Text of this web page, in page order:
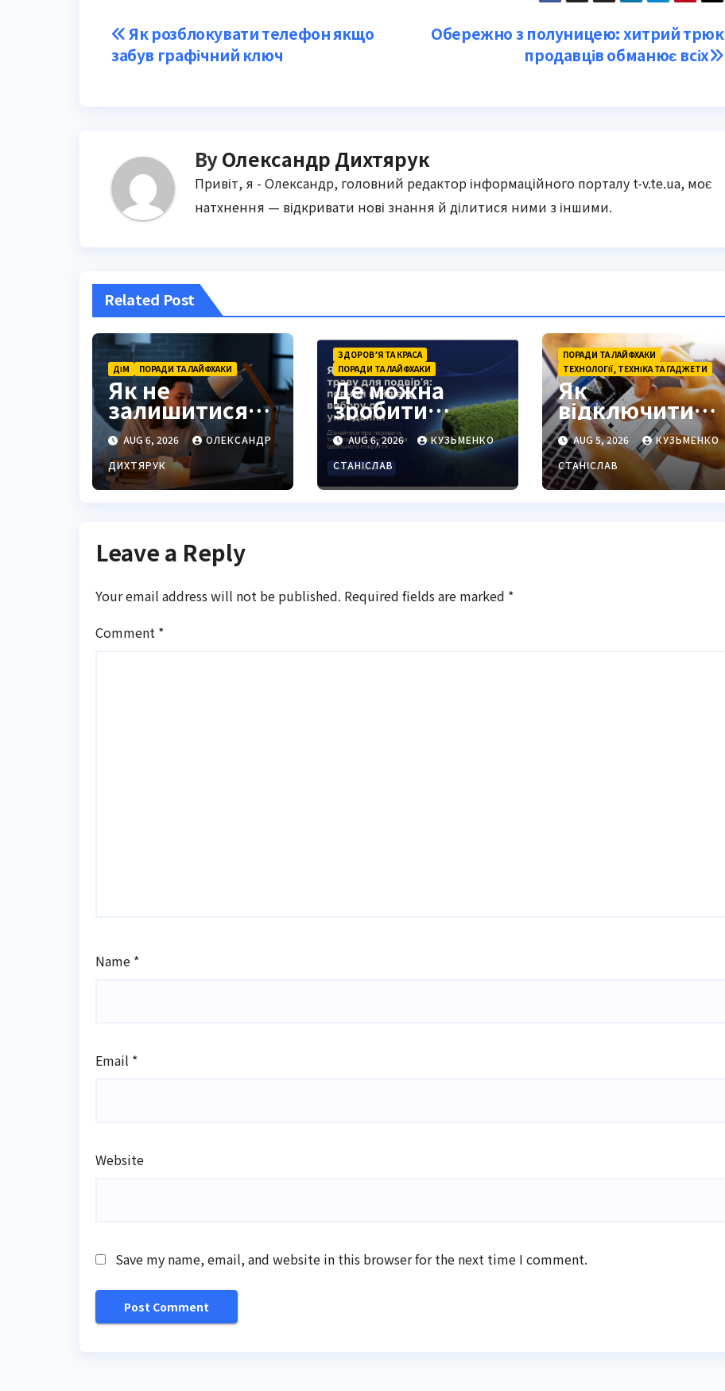
Post
navigation
Обережно з полуницею: хитрий трюк
продавців обманює всіх
Як розблокувати телефон якщо
забув графічний ключ
ByОлександр Дихтярук
Привіт, я - Олександр, головний редактор інформаційного порталу t-v.te.ua, моє
натхнення — відкривати нові знання й ділитися ними з іншими.
Related Post
ДІМ ПОРАДИ ТА ЛАЙФХАКИ
Як не
залишитися
без зв’язку:
інтернет під
час
відключень
AUG 6, 2026
ОЛЕКСАНДР
ДИХТЯРУК
ЗДОРОВ’Я ТА КРАСА
ПОРАДИ ТА ЛАЙФХАКИ
Де можна
зробити
флюорографі
ю: повний гід
для українців
AUG 6, 2026
КУЗЬМЕНКО
СТАНІСЛАВ
ПОРАДИ ТА ЛАЙФХАКИ
ТЕХНОЛОГІЇ, ТЕХНІКА ТА ГАДЖЕТИ
Як
відключити
Світ ТВ: повна
інструкція
2026
AUG 5, 2026
КУЗЬМЕНКО
СТАНІСЛАВ
Leave a Reply
Your email address will not be published. Required fields are marked *
Comment *
Name *
Email *
Website
Save my name, email, and website in this browser for the next time I comment.